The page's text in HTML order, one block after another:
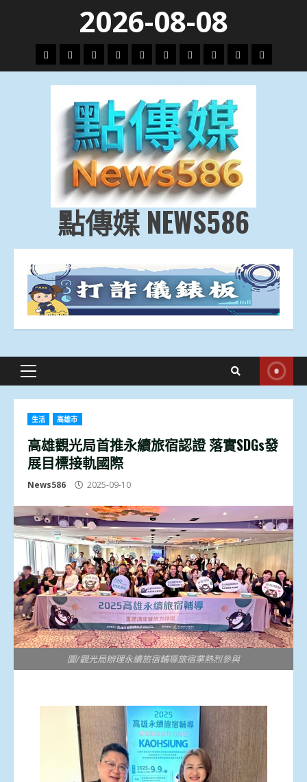
content
2026-08-08
頭
條
財
經
地
方.
會
文
教.
技
專
題
娛
樂
劇
政
治
國
際
運
動
生
活
點傳媒 NEWS586
Primary
生活 高雄市
高雄觀光局首推永續旅宿認證 落實SDGs發
展目標接軌國際
News586 2025-09-10
圖/觀光局辦理永續旅宿輔導旅宿業熱烈參與